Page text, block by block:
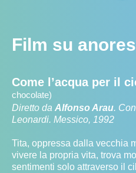
Film su
Come l’acqua per il
chocolate)
Diretto da Alfonso Arau.
Leonardi. Messico, 1992
Tita, oppressa dalla vecchia
vivere la propria vita, trova
sentimenti solo attraverso il